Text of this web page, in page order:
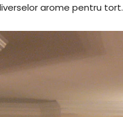
arome pentru tort.